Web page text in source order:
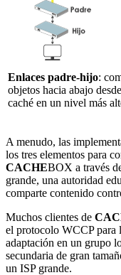
Enlaces padre-hijo:
objetos hacia abajo
caché en un nivel más
A menudo, las
los tres elementos para
CACHEBOX a través
grande, una autoridad
comparte contenido
Muchos clientes de
el protocolo WCCP para
adaptación en un grupo
secundaria de gran
un ISP grande.